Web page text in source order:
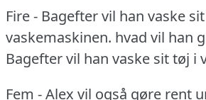
Fire - Bagefter vil han vaske
vaskemaskinen. hvad vil han
Bagefter vil han vaske sit tøj i
Fem - Alex vil også gøre rent